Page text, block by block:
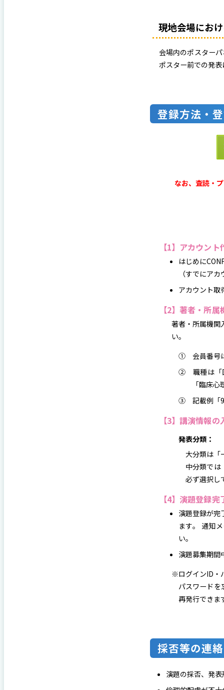
現地会場にお
会場内のポスター
ポスター前での発
登録方法・
なお、査読・
【1】アカウント
はじめに
（すでにア
アカウント取
【2】著者・所
著者・所属機関
い。
① 会員番号は
② 職種は「
「臨床
③ 記載例「
【3】講演情報の
発表分類：
大分類は「
中分類では
必ず選択し
【4】演題登録完
演題登録が完
ます。 通知
い。
演題募集期間
※ログインID・
パスワード
再発行できま
採否等の連絡
演題の採否、発